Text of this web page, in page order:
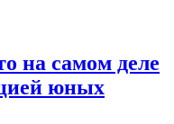
на самом деле
юных